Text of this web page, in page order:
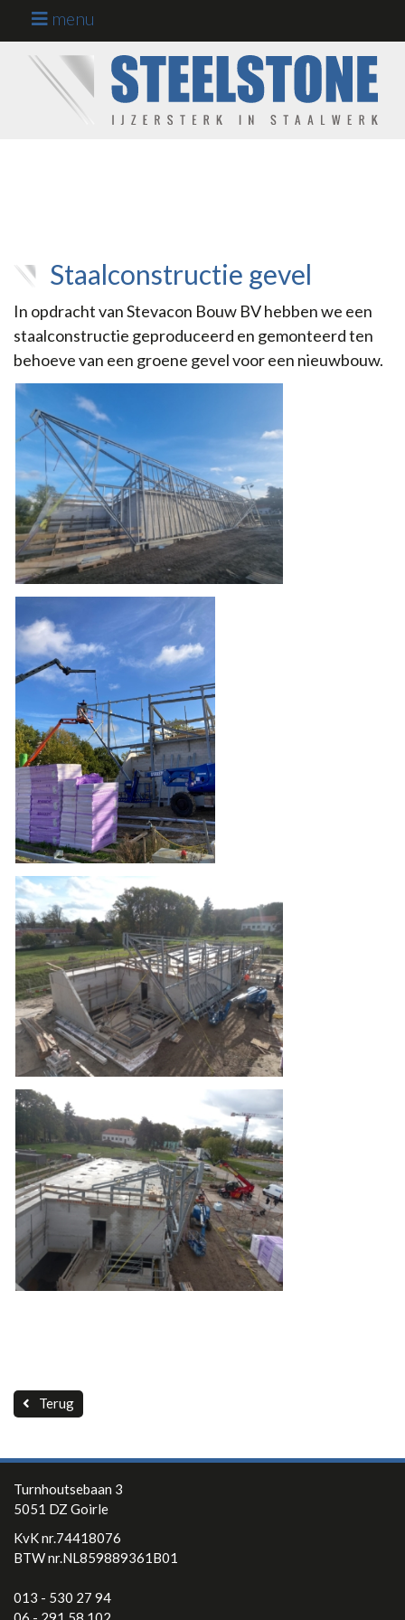
menu
Staalconstructies
op maat
Werken en
leren bij ons
Over ons
Contact
Staalconstructie gevel
In opdracht van Stevacon Bouw BV hebben we een
staalconstructie geproduceerd en gemonteerd ten
behoeve van een groene gevel voor een nieuwbouw.
Terug
Turnhoutsebaan 3
5051 DZ Goirle
KvK nr.74418076
BTW nr.NL859889361B01
013 - 530 27 94